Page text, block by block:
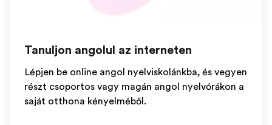
Tanuljon angolul az interneten
Lépjen be online angol nyelviskolánkba, és vegyen
részt csoportos vagy magán angol nyelvórákon a
saját otthona kényelméből.